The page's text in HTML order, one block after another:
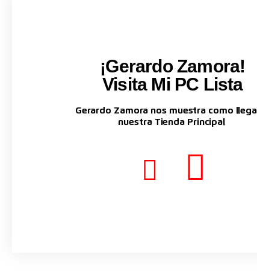
¡Gerardo Zamora!
Visita Mi PC Lista
Gerardo Zamora nos muestra como
nuestra Tienda Principal